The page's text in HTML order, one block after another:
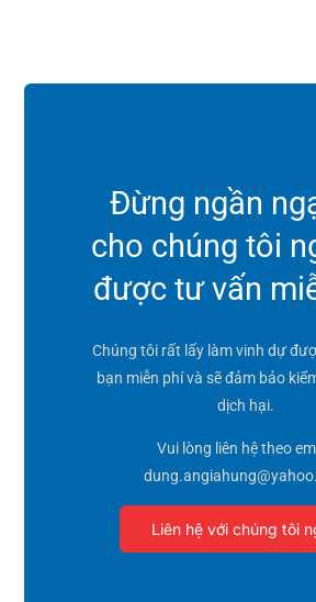
Đừng ngần
cho chúng tôi
được tư vấn
Chúng tôi rất lấy làm vinh dự
bạn miễn phí và sẽ đảm bảo
dịch hại.
Vui lòng liên hệ theo
Liên hệ với chúng tôi